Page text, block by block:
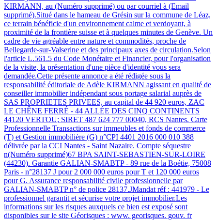
KIRMANN, au (Numéro supprimé) ou par courriel à (Email
supprimé).Situé dans le hameau de Grésin sur la commune de Léaz,
ce terrain bénéficie d'un environnement calme et verdoyant, à
proximité de la frontière suisse et à quelques minutes de Genève. Un
cadre de vie agréable entre nature et commodités, proche de
Bellegarde-sur-Valserine et des principaux axes de circulation.Selon
l'article L.561.5 du Code Monétaire et Financier, pour l'organisation
de la visite, la présentation d'une pièce d'identité vous sera
demandée.Cette présente annonce a été rédigée sous la
responsabilité éditoriale de Adèle KIRMANN agissant en qualité de
conseiller immobilier indépendant sous portage salarial auprès de
SAS PROPRIETES PRIVEES, au capital de 44 920 euros, ZAC
LE CHÊNE FERRÉ - 44 ALLÉE DES CINQ CONTINENTS
44120 VERTOU; SIRET 487 624 777 00040, RCS Nantes. Carte
Professionnelle Transactions sur immeubles et fonds de commerce
(T) et Gestion immobilière (G) n°CPI 4401 2016 000 010 388
délivrée par la CCI Nantes - Saint Nazaire. Compte séquestre
n(Numéro supprimé)67 BPA SAINT-SEBASTIEN-SUR-LOIRE
(44230). Garantie GALIAN-SMABTP - 89 rue de la Boétie, 75008
Paris - n°28137 J pour 2 000 000 euros pour T et 120 000 euros
pour G. Assurance responsabilité civile professionnelle par
GALIAN-SMABTP n° de police 28137.JMandat réf : 441979 - Le
professionnel garantit et sécurise votre projet immobilier.Les
informations sur les risques auxquels ce bien est exposé sont
disponibles sur le site Géorisques : www. georisques. gouv. fr